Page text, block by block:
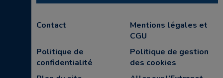
Contact
Mentions légales et
CGU
Politique de
confidentialité
Politique de gestion
des cookies